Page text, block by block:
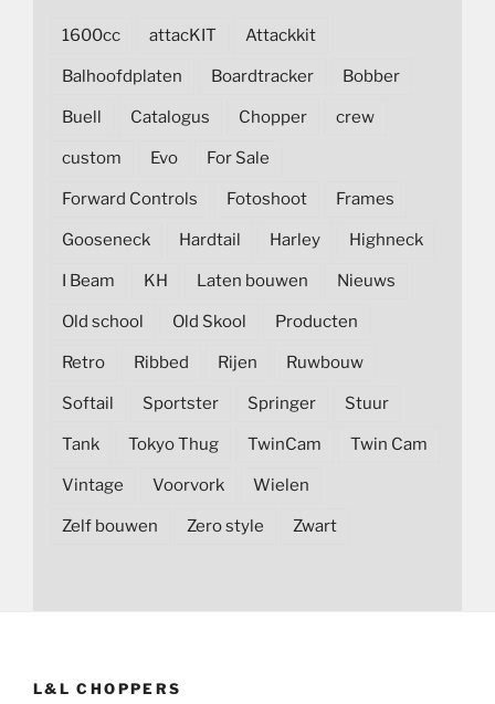
1600cc attacKIT Attackkit
Balhoofdplaten Boardtracker Bobber
Buell Catalogus Chopper crew
custom Evo For Sale
Forward Controls Fotoshoot Frames
Gooseneck Hardtail Harley Highneck
I Beam KH Laten bouwen Nieuws
Old school Old Skool Producten
Retro Ribbed Rijen Ruwbouw
Softail Sportster Springer Stuur
Tank Tokyo Thug TwinCam Twin Cam
Vintage Voorvork Wielen
Zelf bouwen Zero style Zwart
L&L CHOPPERS